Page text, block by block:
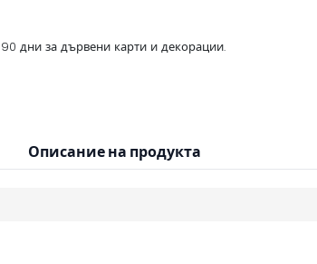
дни за дървени карти и декорации.
Описание на продукта